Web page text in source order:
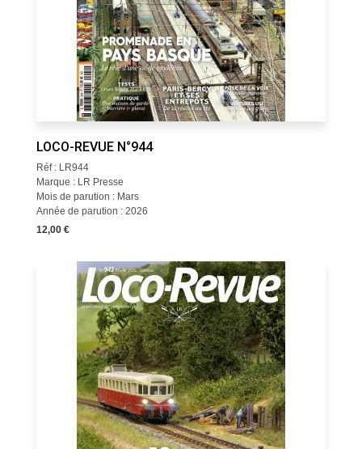
LOCO-REVUE N°944
Réf : LR944
Marque : LR Presse
Mois de parution : Mars
Année de parution : 2026
12,00 €